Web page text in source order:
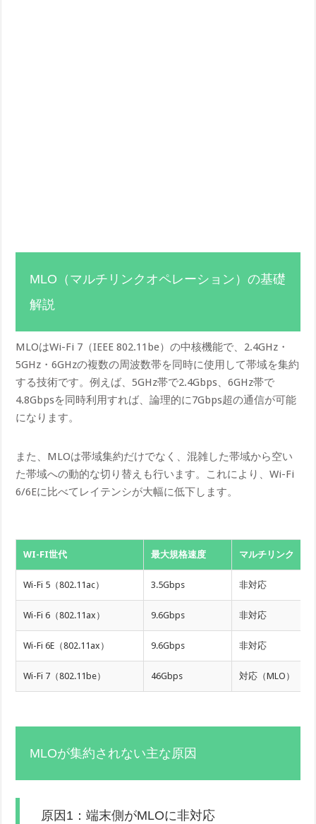
MLO（マルチリンクオペレーション）の基礎
解説
MLOはWi-Fi 7（IEEE 802.11be）の中核機能で、2.4GHz・
5GHz・6GHzの複数の周波数帯を同時に使用して帯域を集約
する技術です。例えば、5GHz帯で2.4Gbps、6GHz帯で
4.8Gbpsを同時利用すれば、論理的に7Gbps超の通信が可能
になります。
また、MLOは帯域集約だけでなく、混雑した帯域から空い
た帯域への動的な切り替えも行います。これにより、Wi-Fi
6/6Eに比べてレイテンシが大幅に低下します。
WI-FI世代 最大規格速度 マルチリンク
Wi-Fi 5（802.11ac） 3.5Gbps 非対応
Wi-Fi 6（802.11ax） 9.6Gbps 非対応
Wi-Fi 6E（802.11ax） 9.6Gbps 非対応
Wi-Fi 7（802.11be） 46Gbps 対応（MLO）
MLOが集約されない主な原因
原因1：端末側がMLOに非対応